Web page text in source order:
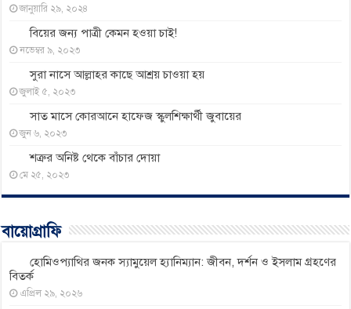
জানুয়ারি ২৯, ২০২৪
বিয়ের জন্য পাত্রী কেমন হওয়া চাই!
নভেম্বর ৯, ২০২৩
সুরা নাসে আল্লাহর কাছে আশ্রয় চাওয়া হয়
জুলাই ৫, ২০২৩
সাত মাসে কোরআনে হাফেজ স্কুলশিক্ষার্থী জুবায়ের
জুন ৬, ২০২৩
শত্রুর অনিষ্ট থেকে বাঁচার দোয়া
মে ২৫, ২০২৩
বায়োগ্রাফি
হোমিওপ্যাথির জনক স্যামুয়েল হ্যানিম্যান: জীবন, দর্শন ও ইসলাম গ্রহণের
বিতর্ক
এপ্রিল ২৯, ২০২৬